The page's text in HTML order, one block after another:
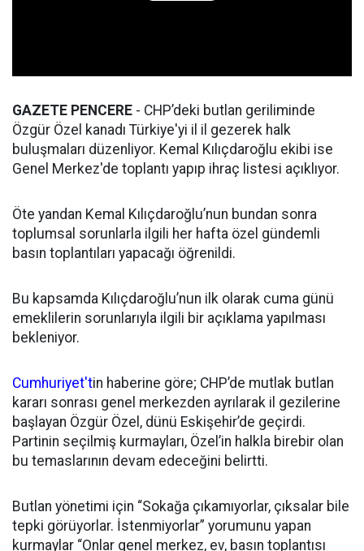
GAZETE PENCERE - CHP’deki butlan geriliminde
Özgür Özel kanadı Türkiye'yi il il gezerek halk
buluşmaları düzenliyor. Kemal Kılıçdaroğlu ekibi ise
Genel Merkez'de toplantı yapıp ihraç listesi açıklıyor.
Öte yandan Kemal Kılıçdaroğlu’nun bundan sonra
toplumsal sorunlarla ilgili her hafta özel gündemli
basın toplantıları yapacağı öğrenildi.
Bu kapsamda Kılıçdaroğlu’nun ilk olarak cuma günü
emeklilerin sorunlarıyla ilgili bir açıklama yapılması
bekleniyor.
Cumhuriyet'tin haberine göre; CHP’de mutlak butlan
kararı sonrası genel merkezden ayrılarak il gezilerine
başlayan Özgür Özel, dünü Eskişehir’de geçirdi.
Partinin seçilmiş kurmayları, Özel’in halkla birebir olan
bu temaslarının devam edeceğini belirtti.
Butlan yönetimi için “Sokağa çıkamıyorlar, çıksalar bile
tepki görüyorlar. İstenmiyorlar” yorumunu yapan
kurmaylar “Onlar genel merkez, ev, basın toplantısı